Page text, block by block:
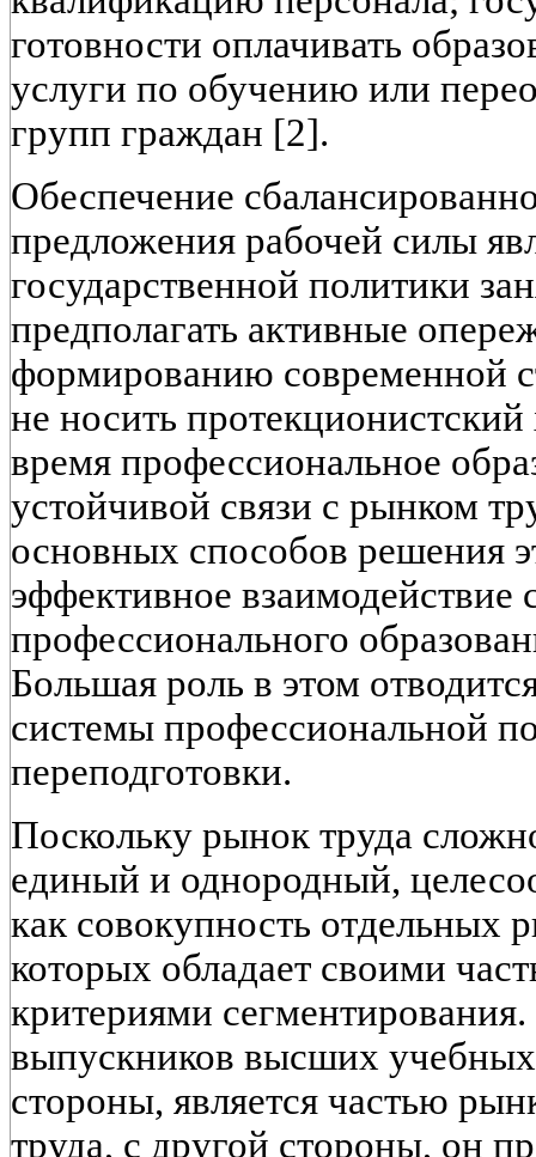
готовности оплачивать
услуги по обучению или
групп граждан [2].
Обеспечение
предложения рабочей силы
государственной политики
предполагать активные
формированию современной
не носить
время профессиональное
устойчивой связи с рынком
основных способов решения
эффективное взаимодействие
профессионального
Большая роль в этом
системы профессиональной
переподготовки.
Поскольку рынок труда
единый и однородный,
как совокупность отдельных
которых обладает своими
критериями
выпускников высших
стороны, является частью
труда, с другой стороны, он